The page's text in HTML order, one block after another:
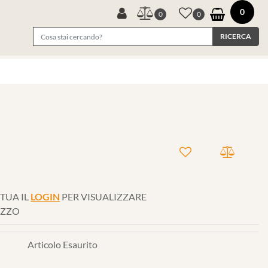
0 0 0
IL LOGIN PER VISUALIZZARE
Articolo Esaurito